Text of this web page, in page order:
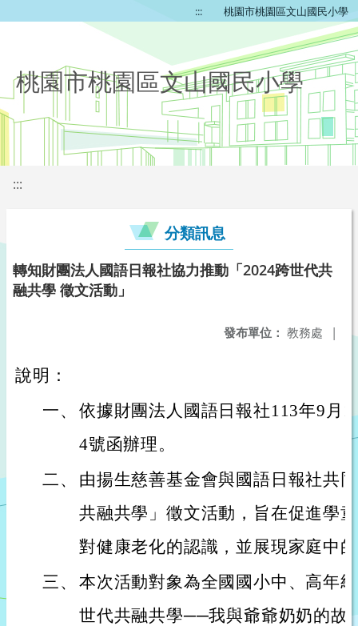
::: 桃園市桃園區文山國民小學
桃園市桃園區文山國民小學
:::
分類訊息
轉知財團法人國語日報社協力推動「2024跨世代共
融共學 徵文活動」
發布單位： 教務處 |
說明：
一、 依據財團法人國語日報社113年9月
4號函辦理。
二、
由揚生慈善基金會與國語日報社共
共融共學」徵文活動，旨在促進學
對健康老化的認識，並展現家庭中
三、 本次活動對象為全國國小中、高年
世代共融共學──我與爺爺奶奶的故